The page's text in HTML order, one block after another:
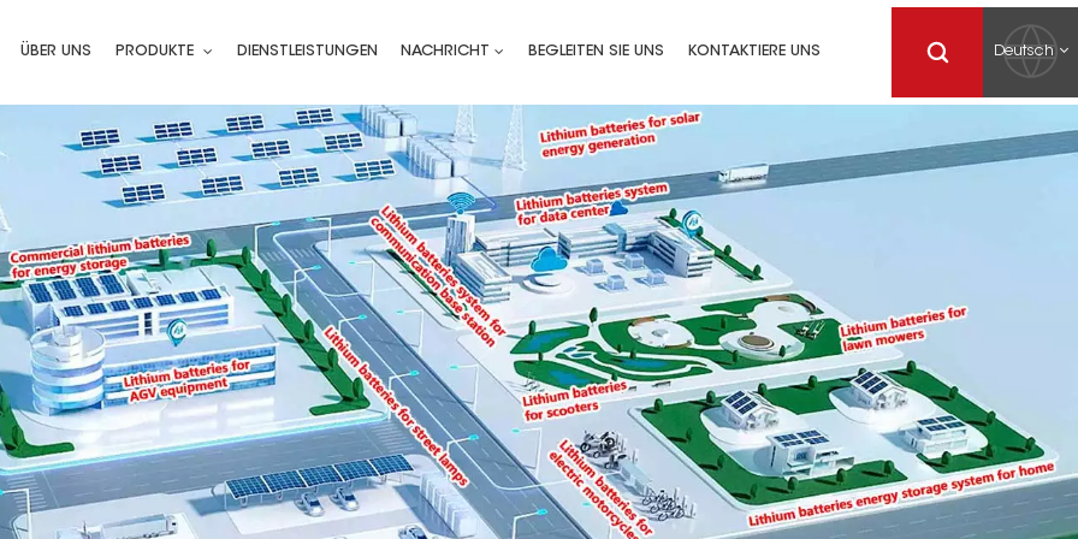
ÜBER UNS PRODUKTE DIENSTLEISTUNGEN NACHRICHT BEGLEITEN SIE UNS KONTAKTIERE UNS Deutsch